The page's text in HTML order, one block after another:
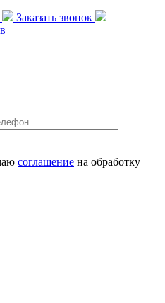
Заказать звонок
соглашение на обработку